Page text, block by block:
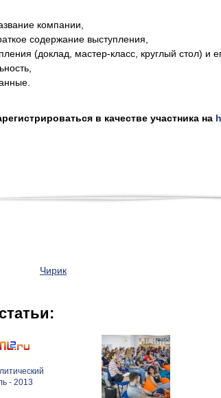
компании,
содержание выступления,
(доклад, мастер-класс, круглый стол) и
в качестве участника на
Чирик
- 2013